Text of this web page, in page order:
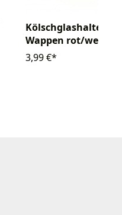
Kölschglashalter
Wappen rot/weiß
3,99 €*